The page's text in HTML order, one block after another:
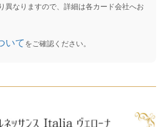
異なりますので、詳細は各カード会社へお
いて をご確認ください。